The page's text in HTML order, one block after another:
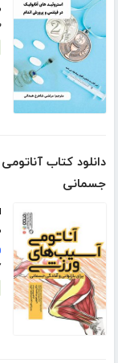
دانلود کتاب
جسمانی